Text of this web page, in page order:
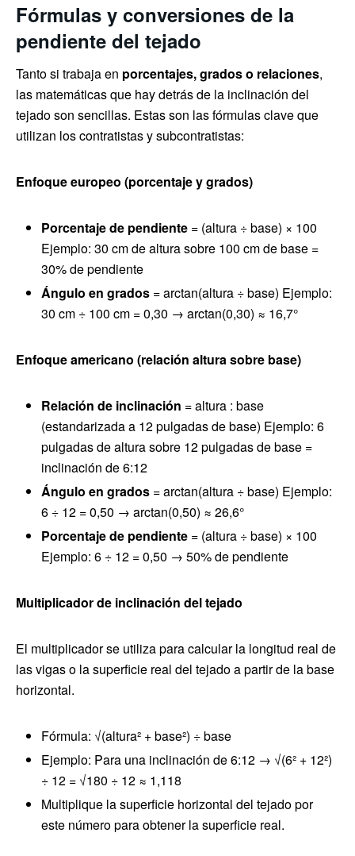
Fórmulas y conversiones de la
pendiente del tejado
Tanto si trabaja en porcentajes, grados o relaciones,
las matemáticas que hay detrás de la inclinación del
tejado son sencillas. Estas son las fórmulas clave que
utilizan los contratistas y subcontratistas:
Enfoque europeo (porcentaje y grados)
Porcentaje de pendiente = (altura ÷ base) × 100
Ejemplo: 30 cm de altura sobre 100 cm de base =
30% de pendiente
Ángulo en grados = arctan(altura ÷ base) Ejemplo:
30 cm ÷ 100 cm = 0,30 → arctan(0,30) ≈ 16,7°
Enfoque americano (relación altura sobre base)
Relación de inclinación = altura : base
(estandarizada a 12 pulgadas de base) Ejemplo: 6
pulgadas de altura sobre 12 pulgadas de base =
inclinación de 6:12
Ángulo en grados = arctan(altura ÷ base) Ejemplo:
6 ÷ 12 = 0,50 → arctan(0,50) ≈ 26,6°
Porcentaje de pendiente = (altura ÷ base) × 100
Ejemplo: 6 ÷ 12 = 0,50 → 50% de pendiente
Multiplicador de inclinación del tejado
El multiplicador se utiliza para calcular la longitud real de
las vigas o la superficie real del tejado a partir de la base
horizontal.
Fórmula: √(altura² + base²) ÷ base
Ejemplo: Para una inclinación de 6:12 → √(6² + 12²)
÷ 12 = √180 ÷ 12 ≈ 1,118
Multiplique la superficie horizontal del tejado por
este número para obtener la superficie real.